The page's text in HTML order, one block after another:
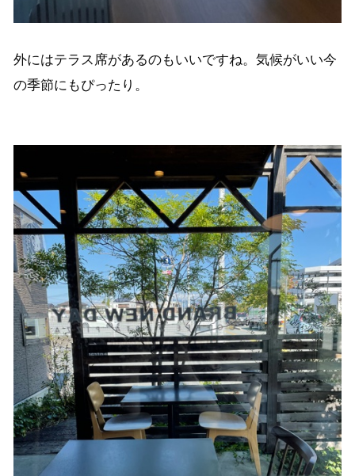
外にはテラス席があるのもいいですね。気候がいい今
の季節にもぴったり。